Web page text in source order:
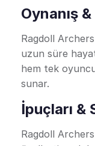
Oynanış
Ragdoll
uzun süre
hem tek
sunar.
İpuçları
Ragdoll